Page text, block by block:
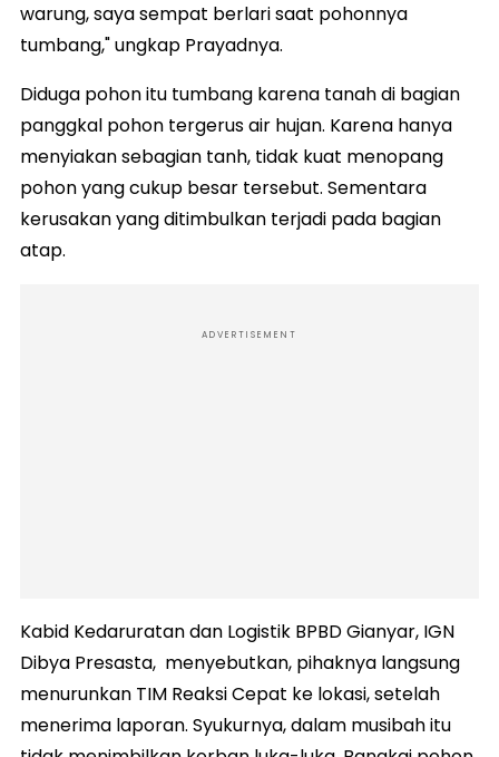
warung, saya sempat berlari saat pohonnya
tumbang," ungkap Prayadnya.
Diduga pohon itu tumbang karena tanah di bagian
panggkal pohon tergerus air hujan. Karena hanya
menyiakan sebagian tanh, tidak kuat menopang
pohon yang cukup besar tersebut. Sementara
kerusakan yang ditimbulkan terjadi pada bagian
atap.
ADVERTISEMENT
Kabid Kedaruratan dan Logistik BPBD Gianyar, IGN
Dibya Presasta, menyebutkan, pihaknya langsung
menurunkan TIM Reaksi Cepat ke lokasi, setelah
menerima laporan. Syukurnya, dalam musibah itu